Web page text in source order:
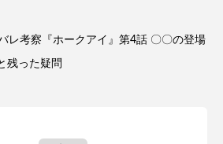
レ考察『ホークアイ』第4話 〇〇の登場
残った疑問